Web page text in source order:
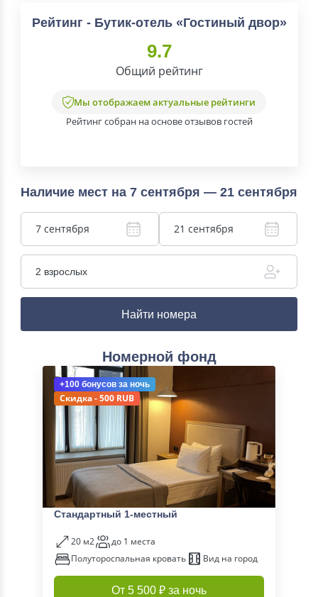
Рейтинг - Бутик-отель «Гостиный двор»
9.7
Общий рейтинг
Мы отображаем актуальные рейтинги
Рейтинг собран на основе отзывов гостей
Наличие мест на 7 сентября — 21 сентября
7 сентября 21 сентября
2 взрослых
Найти номера
Номерной фонд
+100 бонусов за ночь
Скидка - 500 RUB
Стандартный 1-местный
20 м2
до 1 места
Полутороспальная кровать
Вид на город
От 5 500 ₽ за ночь